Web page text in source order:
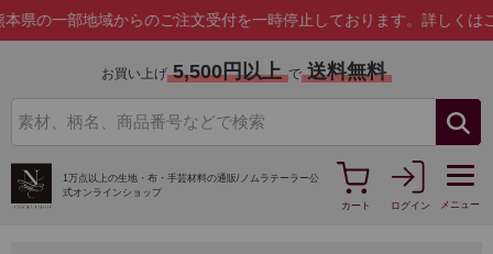
地域からのご注文受付を一時停止しております。詳しくはこちら
お買い上げ 5,500円以上 で 送料無料
1万点以上の生地・布・手芸材料の通販/ ノムラテーラー公
式オンラインショップ
カート
ログイン メニュー